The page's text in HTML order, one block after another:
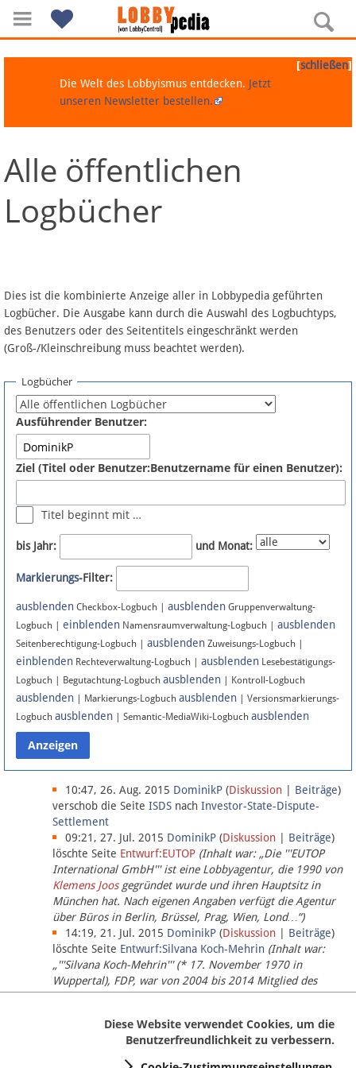
Navigation
Über Lobbypedia
Artikel nach Kategorien
FAQ
Fördermitglied werden
Fehler melden
Newsletter
Bluesky
Facebook
Instagram
Anmelden
Datenschutz
Über Lobbypedia
Impressum
[schließen]
Die Welt des Lobbyismus entdecken. Jetzt
unseren Newsletter bestellen.
Alle öffentlichen
Logbücher
Dies ist die kombinierte Anzeige aller in Lobbypedia geführten
Logbücher. Die Ausgabe kann durch die Auswahl des Logbuchtyps,
des Benutzers oder des Seitentitels eingeschränkt werden
(Groß-/Kleinschreibung muss beachtet werden).
Logbücher
Ausführender Benutzer:
Ziel (Titel oder Benutzer:Benutzername für einen Benutzer):
Titel beginnt mit …
bis Jahr: und Monat:
Markierungs-Filter:
ausblenden Checkbox-Logbuch | ausblenden Gruppenverwaltung-
Logbuch | einblenden Namensraumverwaltung-Logbuch | ausblenden
Seitenberechtigung-Logbuch | ausblenden Zuweisungs-Logbuch |
einblenden Rechteverwaltung-Logbuch | ausblenden Lesebestätigungs-
Logbuch | Begutachtung-Logbuch ausblenden | Kontroll-Logbuch
ausblenden | Markierungs-Logbuch ausblenden | Versionsmarkierungs-
Logbuch ausblenden | Semantic-MediaWiki-Logbuch ausblenden
10:47, 26. Aug. 2015 DominikP (Diskussion Beiträge)
verschob die Seite ISDS nach Investor-State-Dispute-
Settlement
09:21, 27. Jul. 2015 DominikP (Diskussion Beiträge)
löschte Seite Entwurf:EUTOP (Inhalt war: „Die '''EUTOP
International GmbH''' ist eine Lobbyagentur, die 1990 von
Klemens Joosgegründet wurde und ihren Hauptsitz in
München hat. Nach eigenen Angaben verfügt die Agentur
über Büros in Berlin, Brüssel, Prag, Wien, Lond…“)
14:19, 21. Jul. 2015 DominikP (Diskussion Beiträge)
löschte Seite Entwurf:Silvana Koch-Mehrin (Inhalt war:
„'''Silvana Koch-Mehrin''' (* 17. November 1970 in
Wuppertal), FDP, war von 2004 bis 2014 Mitglied des
Europäischen Parlaments, seit November 2014 ist sie für
Diese Website verwendet Cookies, um die
Benutzerfreundlichkeit zu verbessern.